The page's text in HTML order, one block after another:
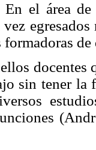
el área
vez
docentes
sin tener la